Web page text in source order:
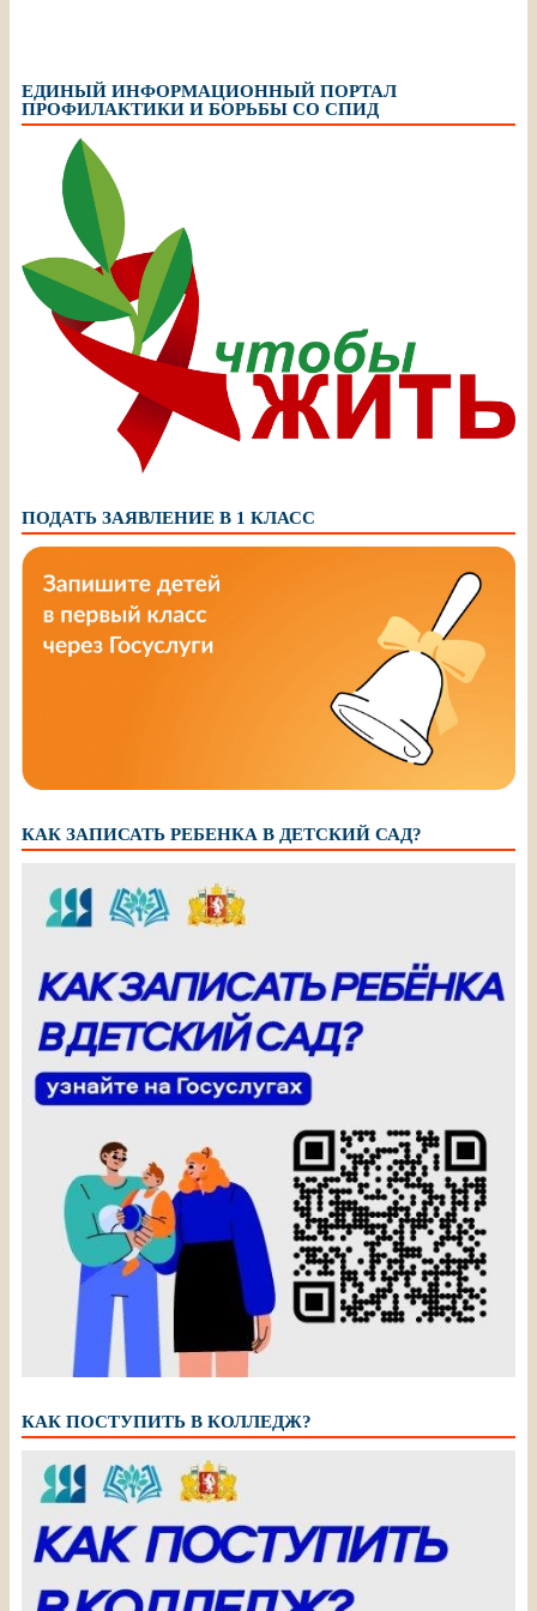
ЕДИНЫЙ ИНФОРМАЦИОННЫЙ ПОРТАЛ
ПРОФИЛАКТИКИ И БОРЬБЫ СО СПИД
ПОДАТЬ ЗАЯВЛЕНИЕ В 1 КЛАСС
КАК ЗАПИСАТЬ РЕБЕНКА В ДЕТСКИЙ САД?
КАК ПОСТУПИТЬ В КОЛЛЕДЖ?